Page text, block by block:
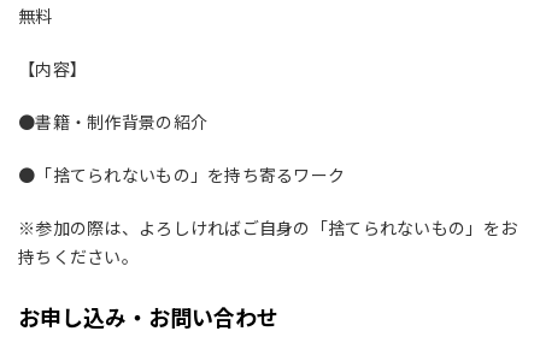
無料
【内容】
●書籍・制作背景の紹介
●「捨てられないもの」を持ち寄るワーク
※参加の際は、よろしければご自身の「捨てられないもの」をお
持ちください。
お申し込み・お問い合わせ